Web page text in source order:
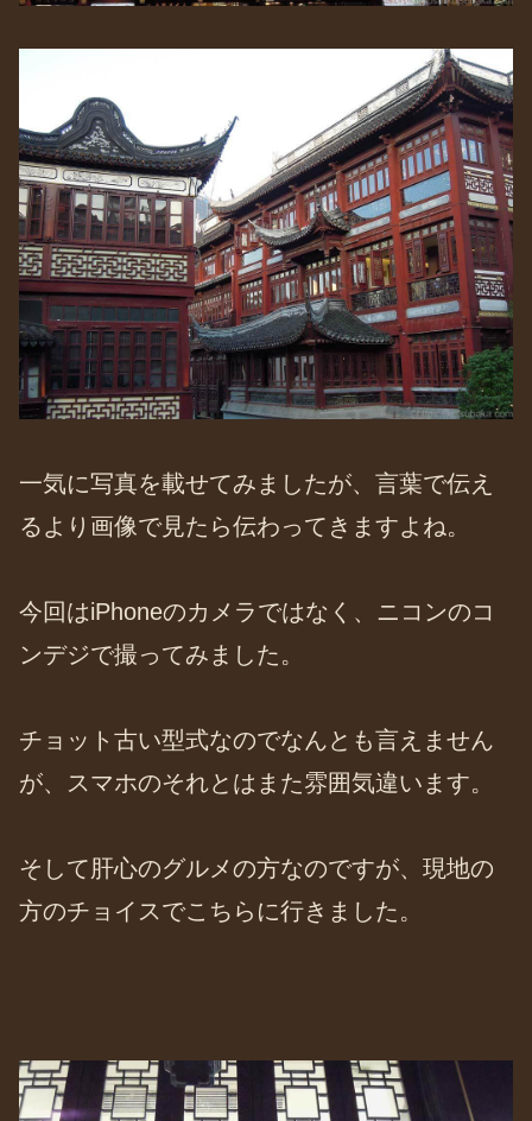
一気に写真を載せてみましたが、言葉で伝え
るより画像で見たら伝わってきますよね。
今回はiPhoneのカメラではなく、ニコンのコ
ンデジで撮ってみました。
チョット古い型式なのでなんとも言えません
が、スマホのそれとはまた雰囲気違います。
そして肝心のグルメの方なのですが、現地の
方のチョイスでこちらに行きました。